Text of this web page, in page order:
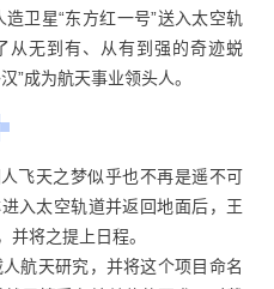
卫星“东方红一号”送入太空轨
从无到有、从有到强的奇迹蜕
”成为航天事业领头人。
飞天之梦似乎也不再是遥不可
入太空轨道并返回地面后，王
将之提上日程。
航天研究，并将这个项目命名